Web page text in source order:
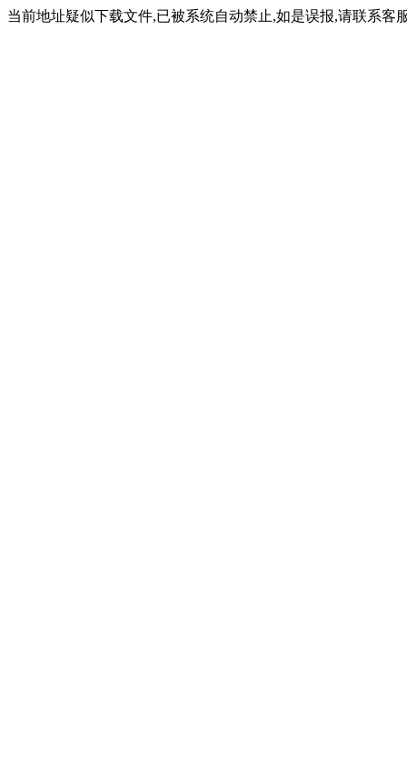
当前地址疑似下载文件,已被系统自动禁止,如是误报,请联系客